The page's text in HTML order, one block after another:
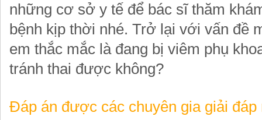
những cơ sở y tế để bác sĩ thăm
bệnh kịp thời nhé. Trở lại với vấn đề
em thắc mắc là đang bị viêm phụ
tránh thai được không?
Đáp án được các chuyên gia giải đáp